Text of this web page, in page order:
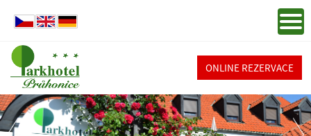
ONLINE REZERVACE